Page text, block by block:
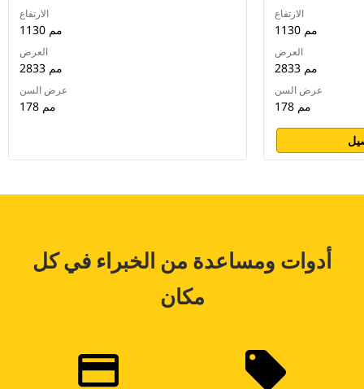
الارتفاع
1130 مم
العرض
2833 مم
عرض السن
178 مم
الارتفاع
1130 مم
العرض
2833 مم
عرض السن
178 مم
أدوات ومساعدة من الخبراء في كل
مكان